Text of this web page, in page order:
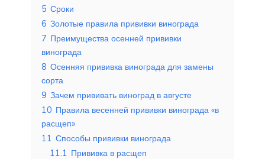
5 Сроки
6 Золотые правила прививки винограда
7 Преимущества осенней прививки
винограда
8 Осенняя прививка винограда для замены
сорта
9 Зачем прививать виноград в августе
10 Правила весенней прививки винограда «в
расщеп»
11 Способы прививки винограда
11.1 Прививка в расщеп